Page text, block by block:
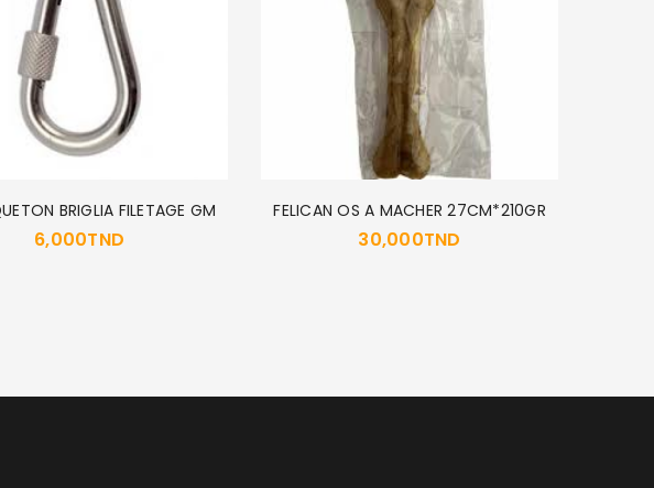
BRIGLIA FILETAGE GM
6,000TND
FELICAN OS A MACHER 27CM*210GR
30,000TND